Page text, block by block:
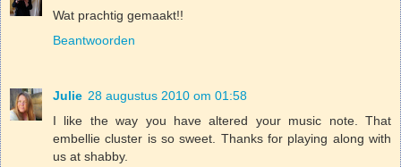
Wat prachtig gemaakt!!
Beantwoorden
Julie 28 augustus 2010 om 01:58
I like the way you have altered your music note. That
embellie cluster is so sweet. Thanks for playing along with
us at shabby.